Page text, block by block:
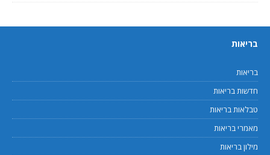
בריאות
בריאות
חדשות בריאות
טבלאות בריאות
מאמרי בריאות
מילון בריאות